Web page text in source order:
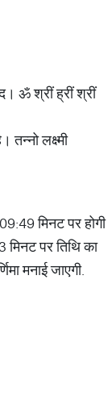
ॐ श्रीं ह्रीं श्रीं
तन्नो लक्ष्मी
मिनट पर होगी
पर तिथि का
मनाई जाएगी.